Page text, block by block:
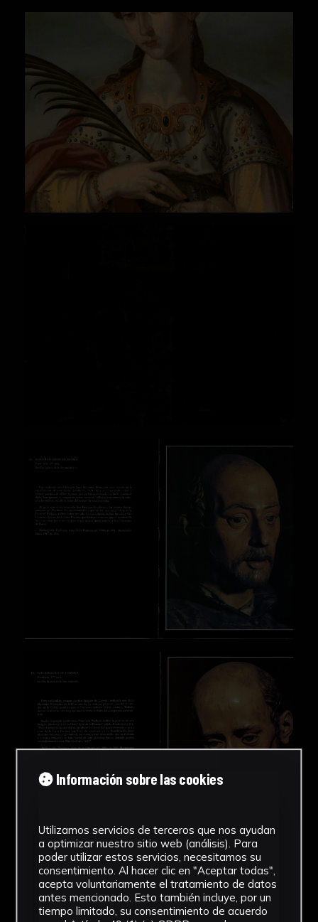
Ver más imágenes
Información sobre las cookies
Utilizamos servicios de terceros que nos ayudan
a optimizar nuestro sitio web (análisis). Para
poder utilizar estos servicios, necesitamos su
consentimiento. Al hacer clic en "Aceptar todas",
acepta voluntariamente el tratamiento de datos
antes mencionado. Esto también incluye, por un
tiempo limitado, su consentimiento de acuerdo